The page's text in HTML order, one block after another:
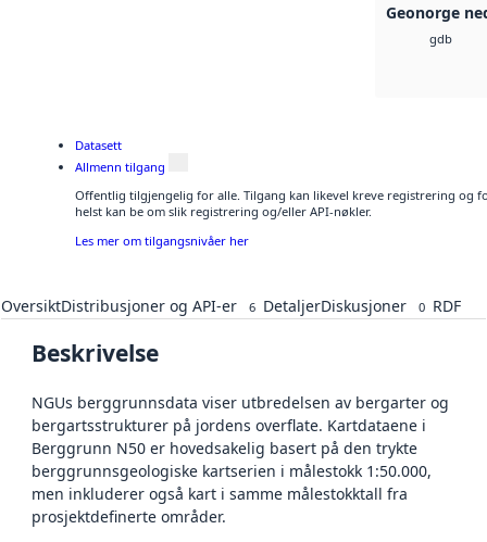
Geonorge
gdb
Datasett
Allmenn tilgang
Offentlig tilgjengelig for alle. Tilgang kan likevel kreve registrering og
helst kan be om slik registrering og/eller API-nøkler.
Les mer om tilgangsnivåer her
OversiktDistribusjoner og API-er 6 DetaljerDiskusjoner 0 RDF
Beskrivelse
NGUs berggrunnsdata viser utbredelsen av bergarter og
bergartsstrukturer på jordens overflate. Kartdataene i
Berggrunn N50 er hovedsakelig basert på den trykte
berggrunnsgeologiske kartserien i målestokk 1:50.000,
men inkluderer også kart i samme målestokktall fra
prosjektdefinerte områder.